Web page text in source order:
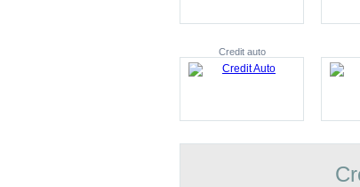
Credit auto